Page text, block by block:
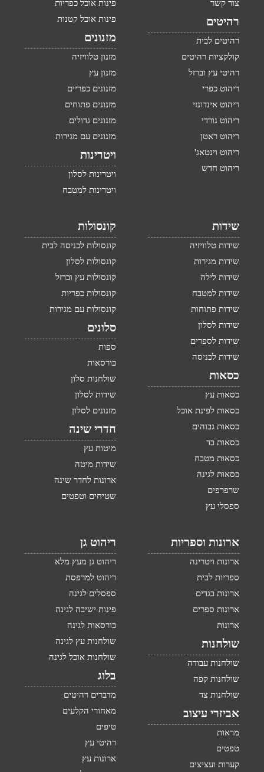
צור קשר
רהיטים
רהיטים לבית
קולקציות רהיטים
רהיטי עץ וברזל
ריהוט כפרי
ריהוט אינדונזי
ריהוט נורדי
ריהוט ראטן
ריהוט וינטאג'
ריהוט חדש
פינות אוכל כפריות
פינות אוכל קטנות
מזנונים
מזנון טלוויזיה
מזנון עץ
מזנונים כפריים
מזנונים פתוחים
מזנונים גדולים
מזנונים עם מגירות
ויטרינות
ויטרינות לסלון
ויטרינות למטבח
שידות
שידות טלוויזיה
שידות מגירות
שידות לילה
שידות למטבח
שידות פתוחות
שידות לסלון
שידות לספרים
שידות לכניסה
כסאות
כסאות עץ
כסאות לפינת אוכל
כסאות גבוהים
כסאות בד
כסאות מטבח
כסאות לגינה
שרפרפים
ספסלי עץ
קונסולות
קונסולות לכניסה לבית
קונסולות לסלון
קונסולות עץ וברזל
קונסולות כפריות
קונסולות עם מגירות
סלונים
ספות
כורסאות
שולחנות סלון
שידות לסלון
מזנונים לסלון
חדרי שינה
מיטות עץ
שידות מיטה
ארונות לחדר שינה
שטיחים וטפטים
ארונות וספריות
ארונות ויטרינה
ספריות לבית
ארונות בגדים
ארונות ספרים
ארונות
שולחנות
שולחנות עבודה
שולחנות קפה
שולחנות צד
אביזרי עיצוב
מראות
טפטים
קערות ועציצים
ריהוט גן
ריהוט גן מעץ מלא
ריהוט למרפסת
ספסלים לגינה
פינות ישיבה לגינה
כורסאות לגינה
שולחנות עץ לגינה
שולחנות אוכל לגינה
בלוג
מדברים רהיטים
מאחורי הקלעים
טיפים
רהיטי עץ
ארונות עץ